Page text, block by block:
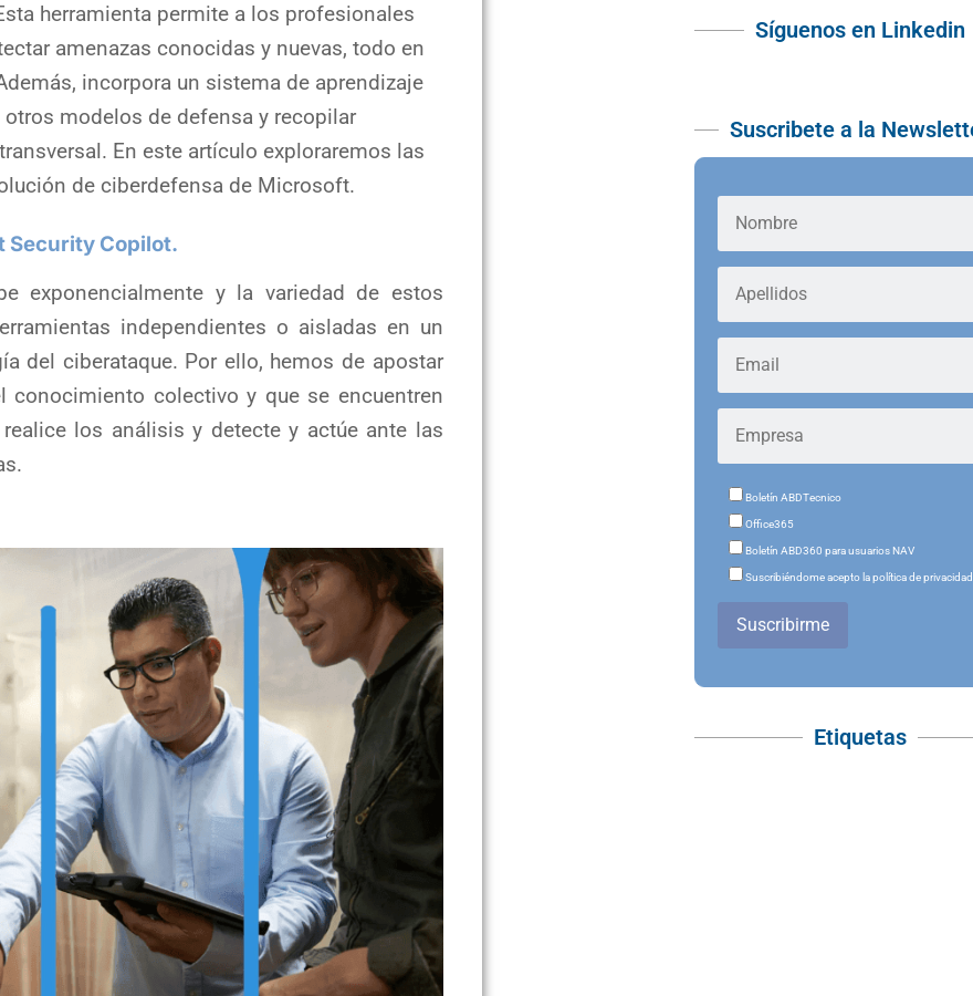
herramienta permite a los profesionales
amenazas conocidas y nuevas, todo en
incorpora un sistema de aprendizaje
modelos de defensa y recopilar
En este artículo exploraremos las
de ciberdefensa de Microsoft.
Security Copilot.
exponencialmente y la variedad de estos
independientes o aisladas en un
del ciberataque. Por ello, hemos de apostar
conocimiento colectivo y que se encuentren
los análisis y detecte y actúe ante las
Síguenos en Linkedin
Suscribete a la
Boletín ABDTecnico
Office365
Boletín ABD360 para usuarios NAV
Suscribiéndome acepto la política de privacidad
Suscribirme
Etiquetas